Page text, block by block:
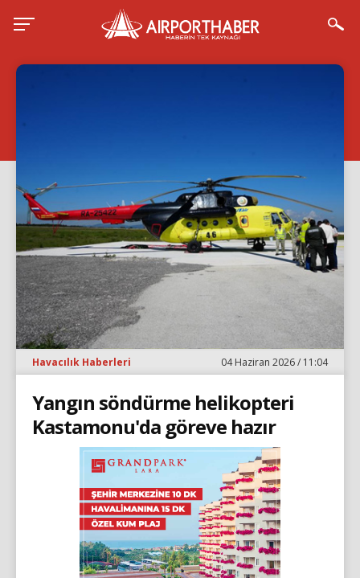
Havacılık Haberleri 04 Haziran 2026 / 11:04
Yangın söndürme helikopteri
Kastamonu'da göreve hazır